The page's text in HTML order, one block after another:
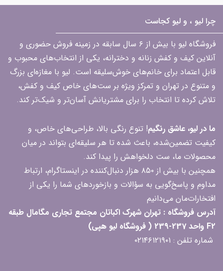
چرا لیو ، و لیو کجاست
فروشگاه لیو با بیش از ۶ سال سابقه در زمینه فروش حضوری و
آنلاین کیف و کفش زنانه و دخترانه، یکی از انتخاب‌های محبوب و
قابل اعتماد برای خانم‌های خوش‌سلیقه است. لیو با مغازه‌ای بزرگ
و متنوع در تهران و تمرکز ویژه بر ست‌های خاص کیف و کفش،
تلاش کرده تا انتخاب را برای مشتریانش آسان‌تر و شیک‌تر کند.
ما در لیو، عاشق رنگیم! تنوع رنگی بالا، طراحی‌های خاص، و
کیفیت تضمین‌شده، باعث شده تا هر سلیقه‌ای بتواند در میان
محصولات ما، ست دلخواهش را پیدا کند.
همچنین با بیش از ۸۵۰ هزار دنبال‌کننده در اینستاگرام، ارتباط
مداوم و پاسخ‌گویی به سؤالات و بازخوردهای شما را یکی از
افتخارات‌مان می‌دانیم
آدرس فروشگاه : تهران شهرک اکباتان مجتمع تجاری مگامال طبقه
F2 واحد 237-239 ( فروشگاه لیو هپی)
شماره تلفن : ۰۲۱۴۶۱۲۱۹۰۱